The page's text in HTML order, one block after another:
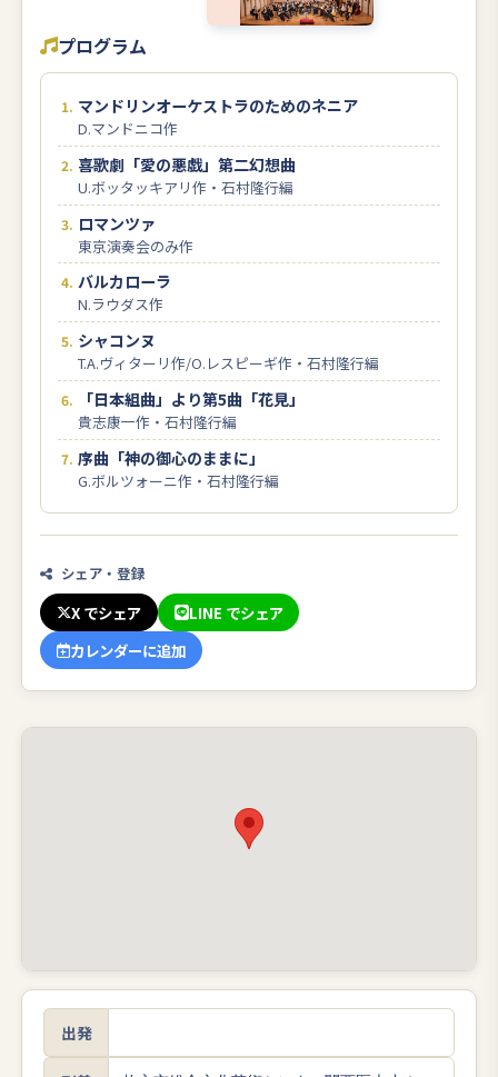
プログラム
マンドリンオーケストラのためのネニア
D.マンドニコ作
喜歌劇「愛の悪戯」第二幻想曲
U.ボッタッキアリ作・石村隆行編
ロマンツァ
東京演奏会のみ作
バルカローラ
N.ラウダス作
シャコンヌ
T.A.ヴィターリ作/O.レスピーギ作・石村隆行編
「日本組曲」より第5曲「花見」
貴志康一作・石村隆行編
序曲「神の御心のままに」
G.ボルツォーニ作・石村隆行編
シェア・登録
X でシェア
LINE でシェア
カレンダーに追加
出発